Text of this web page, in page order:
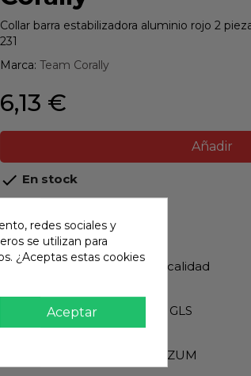
Collar barra estabilizadora aluminio rojo 2
231
Marca: Team Corally
6,13 €
Añadir
 En stock
Calidad Garantizada
Productos de Máxima calidad
Envío Rápido
Envios Internacionales GLS
TARJETA - PAYPAL - BIZUM
redes sociales y
se utilizan para
¿Aceptas estas cookies
Aceptar